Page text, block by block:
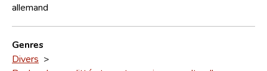
allemand
Genres
Divers >